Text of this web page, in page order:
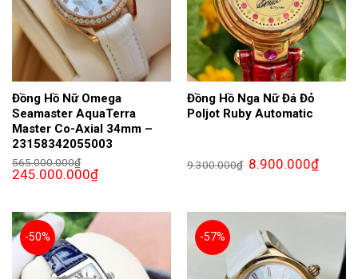
Đồng Hồ Nữ Omega
Seamaster AquaTerra
Master Co-Axial 34mm –
23158342055003
565.000.000₫
Giá
gốc
245.000.000₫Giá
hiện
245.000.000₫.
Đồng Hồ Nga Nữ Đá Đỏ
Poljot Ruby Automatic
9.300.000₫ Giá
gốc
8.900.000₫Giá
hiện
-50% -57%